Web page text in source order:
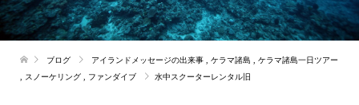
ブログ アイランドメッセージの出来事 ケラマ諸島
ケラマ諸島一日ツアー
スノーケリング ファンダイブ 水中スクーターレンタル旧